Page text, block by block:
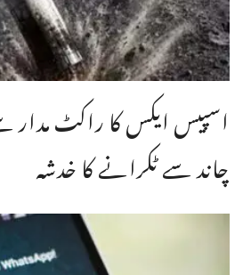
اسپیس ایکس کا راکٹ مدار
چاند سے ٹکرانے کا خدشہ